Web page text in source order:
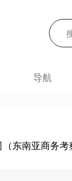
导航
东南亚商务考